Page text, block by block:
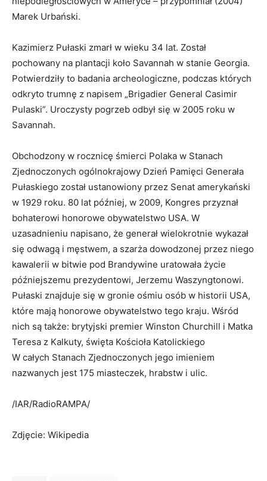
Bio Latest Posts
Teresa Myśliwiec
Reporter/Redaktor radiowy. Ekonomistka z
wieloletnim doświadczeniem w sektorze bankowym
na różnych stanowiskach, w tym zarządczych.
Doktor nauk społecznych z zakresu psychologii i
coach i doradca zawodowy.
Marek Urbański.
Kazimierz Pułaski zmarł w wieku 34 lat. Został
pochowany na plantacji koło Savannah w stanie Georgia.
Potwierdziły to badania archeologiczne, podczas których
odkryto trumnę z napisem „Brigadier General Casimir
Pulaski”. Uroczysty pogrzeb odbył się w 2005 roku w
Savannah.
Obchodzony w rocznicę śmierci Polaka w Stanach
Zjednoczonych ogólnokrajowy Dzień Pamięci Generała
Pułaskiego został ustanowiony przez Senat amerykański
w 1929 roku. 80 lat później, w 2009, Kongres przyznał
bohaterowi honorowe obywatelstwo USA. W
uzasadnieniu napisano, że generał wielokrotnie wykazał
się odwagą i męstwem, a szarża dowodzonej przez niego
kawalerii w bitwie pod Brandywine uratowała życie
późniejszemu prezydentowi, Jerzemu Waszyngtonowi.
Pułaski znajduje się w gronie ośmiu osób w historii USA,
które mają honorowe obywatelstwo tego kraju. Wśród
nich są także: brytyjski premier Winston Churchill i Matka
Teresa z Kalkuty, święta Kościoła Katolickiego
W całych Stanach Zjednoczonych jego imieniem
nazwanych jest 175 miasteczek, hrabstw i ulic.
/IAR/RadioRAMPA/
Zdjęcie: Wikipedia